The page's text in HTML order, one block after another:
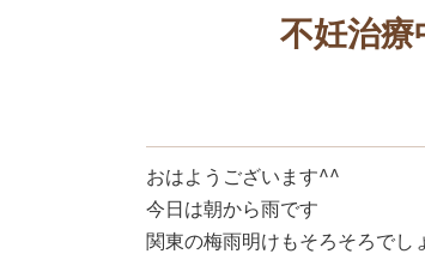
不妊治療
おはようございます^^
今日は朝から雨です
関東の梅雨明けもそろそろでし